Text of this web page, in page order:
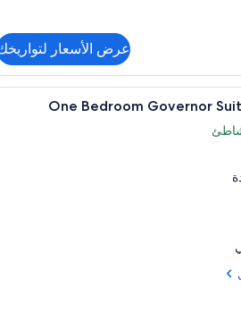
عرض الأسعار
ملاءات من القطن المصري
One Bedroom Governor